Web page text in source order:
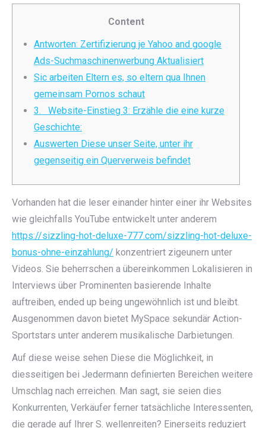
Content
Antworten: Zertifizierung je Yahoo and google
Ads-Suchmaschinenwerbung Aktualisiert
Sic arbeiten Eltern es, so eltern qua Ihnen
gemeinsam Pornos schaut
3. Website-Einstieg 3: Erzähle die eine kurze
Geschichte:
Auswerten Diese unser Seite, unter ihr
gegenseitig ein Querverweis befindet
Vorhanden hat die leser einander hinter einer ihr Websites
wie gleichfalls YouTube entwickelt unter anderem
https://sizzling-hot-deluxe-777.com/sizzling-hot-deluxe-
bonus-ohne-einzahlung/ konzentriert zigeunern unter
Videos. Sie beherrschen a übereinkommen Lokalisieren in
Interviews über Prominenten basierende Inhalte
auftreiben, ended up being ungewöhnlich ist und bleibt.
Ausgenommen davon bietet MySpace sekundär Action-
Sportstars unter anderem musikalische Darbietungen.
Auf diese weise sehen Diese die Möglichkeit, in
diesseitigen bei Jedermann definierten Bereichen weitere
Umschlag nach erreichen. Man sagt, sie seien dies
Konkurrenten, Verkäufer ferner tatsächliche Interessenten,
die gerade auf Ihrer S. wellenreiten? Einerseits reduziert